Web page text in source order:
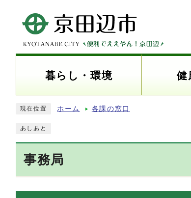
暮らし・環境 健
現在位置 ホーム 各課の窓口
あしあと
事務局